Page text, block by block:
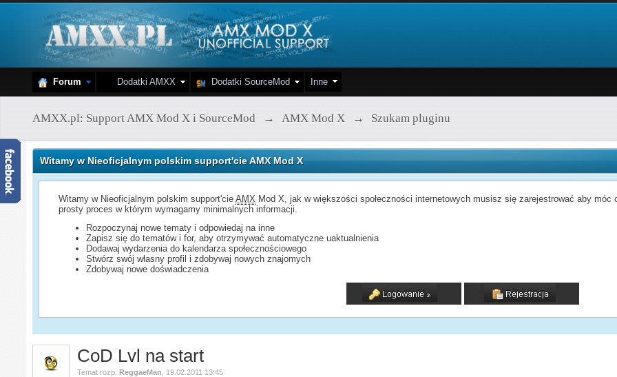
Forum Dodatki AMXX Dodatki SourceMod Inne
AMXX.pl: Support AMX Mod X i SourceMod → AMX Mod X → Szukam pluginu
Witamy w Nieoficjalnym polskim support'cie AMX Mod X
Witamy w Nieoficjalnym polskim support'cieAMX Mod X, jak w większości społeczności internetowych musisz się zarejestrować aby
prosty proces w którym wymagamy minimalnych informacji.
Rozpoczynaj nowe tematy i odpowiedaj na inne
Zapisz się do tematów i for, aby otrzymywać automatyczne uaktualnienia
Dodawaj wydarzenia do kalendarza społecznościowego
Stwórz swój własny profil i zdobywaj nowych znajomych
Zdobywaj nowe doświadczenia
CoD Lvl na start
Temat rozp.ReggaeMan 19.02.2011 13:45